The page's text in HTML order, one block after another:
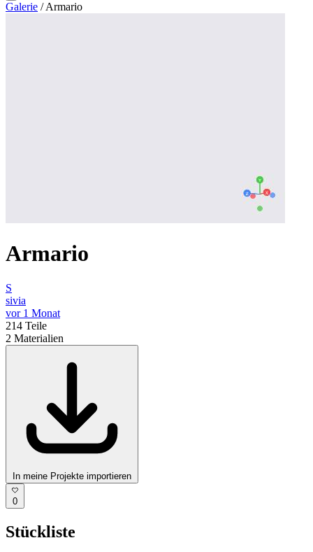
Galerie / Armario
Armario
S
sivia
vor 1 Monat
214 Teile
2 Materialien
In meine Projekte importieren
0
Stückliste